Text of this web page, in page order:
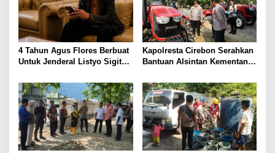
Sengketa Perdata Jadi Pidana
4 Tahun Agus Flores Berbuat
Untuk Jenderal Listyo Sigit
Masyarakat Dihadirkan
Dilapangan
Kapolresta Cirebon Serahkan
Bantuan Alsintan Kementan
Perkuat Swasembada Pangan
Nasional